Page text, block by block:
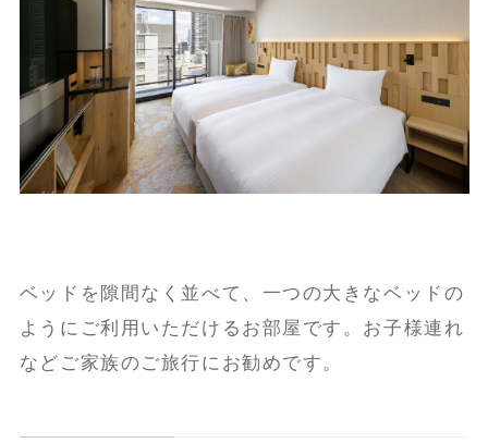
ベッドを隙間なく並べて、一つの大きなベッドの
ようにご利用いただけるお部屋です。お子様連れ
などご家族のご旅行にお勧めです。